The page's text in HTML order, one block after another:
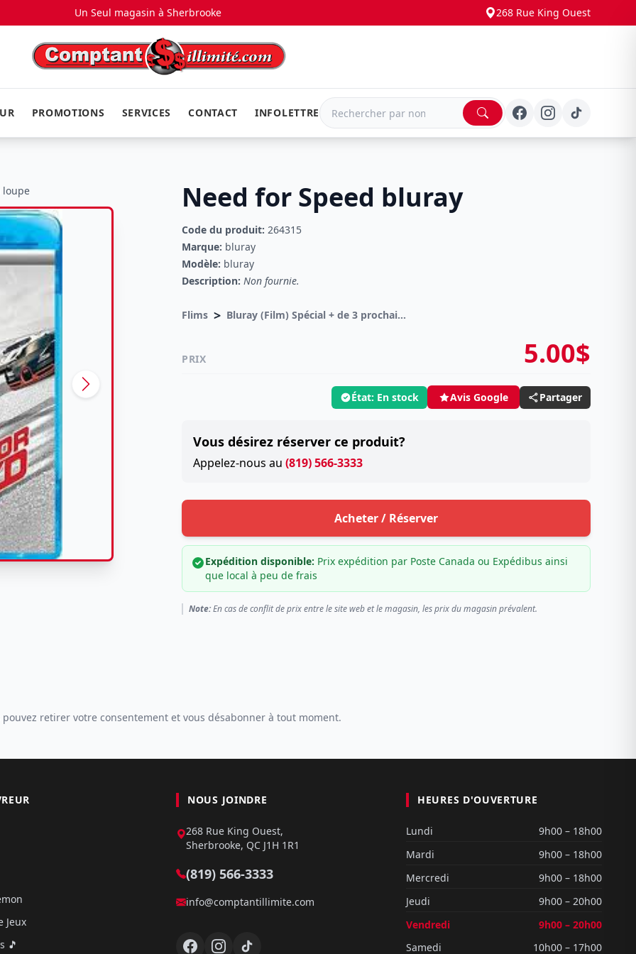
Un Seul magasin à Sherbrooke 268 Rue King Ouest
PROMOTIONS SERVICES CONTACT INFOLETTRE
loupe Need for Speed bluray
Code du produit: 264315
Marque: bluray
Modèle: bluray
Description: Non fournie.
Flims > Bluray (Film) Spécial + de 3 prochain -50%
PRIX 5.00$
État: En stock Avis Google Partager
Vous désirez réserver ce produit?
Appelez-nous au (819) 566-3333
Acheter / Réserver
Expédition disponible: Prix expédition par Poste Canada ou Expédibus ainsi
que local à peu de frais
Note:En cas de conflit de prix entre le site web et le magasin, les prix du magasin prévalent.
pouvez retirer votre consentement et vous désabonner à tout moment.
Jeux
🎵
NOUS JOINDRE
268 Rue King Ouest,
Sherbrooke, QC J1H 1R1
(819) 566-3333
info@comptantillimite.com
HEURES D'OUVERTURE
Lundi
9h00 – 18h00
Mardi
9h00 – 18h00
Mercredi
9h00 – 18h00
Jeudi
9h00 – 20h00
Vendredi
9h00 – 20h00
Samedi
10h00 – 17h00